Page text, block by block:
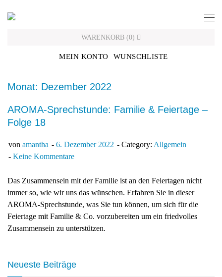
WARENKORB (0)
MEIN KONTO WUNSCHLISTE
Monat: Dezember 2022
AROMA-Sprechstunde: Familie & Feiertage –
Folge 18
von amantha 6. Dezember 2022 Category: Allgemein
Keine Kommentare
Das Zusammensein mit der Familie ist an den Feiertagen nicht
immer so, wie wir uns das wünschen. Erfahren Sie in dieser
AROMA-Sprechstunde, was Sie tun können, um sich für die
Feiertage mit Familie & Co. vorzubereiten um ein friedvolles
Zusammensein zu unterstützen.
Neueste Beiträge